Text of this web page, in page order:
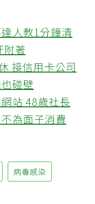
人教1分鐘清
附著
接信用卡公司
碰壁
站 48歲社長
為面子消費
病毒感染